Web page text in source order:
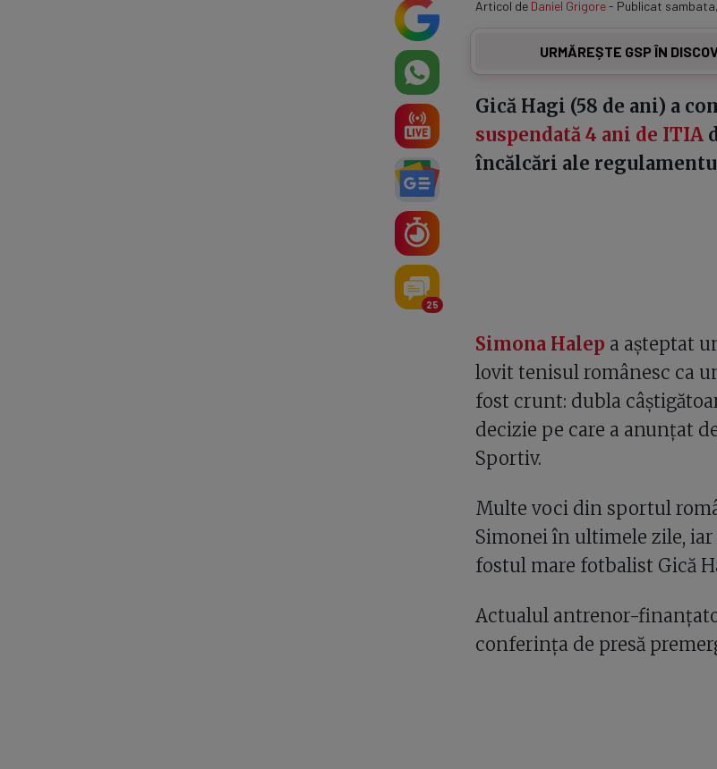
25
Articol de Daniel Grigore- Publicat sambata,
URMĂREȘTE GSP ÎN
Gică Hagi (58 de ani) a
suspendată 4 ani de ITIA
încălcări ale
Simona Halep a așteptat
lovit tenisul românesc ca
fost crunt: dubla
decizie pe care a anunțat
Sportiv.
Multe voci din sportul
Simonei în ultimele zile,
fostul mare fotbalist Gică
Actualul antrenor-
conferința de presă